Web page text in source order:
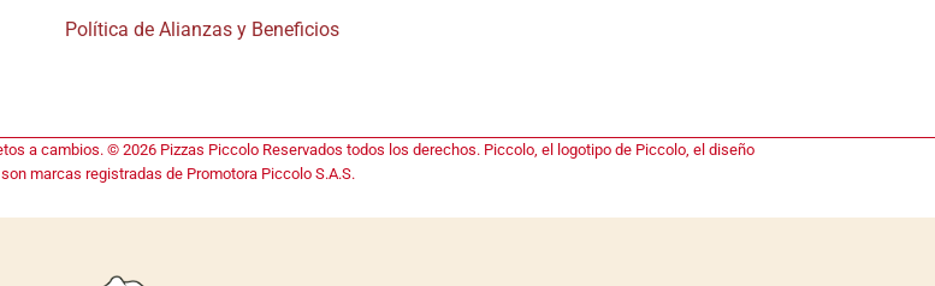
Política de Alianzas y Beneficios
a cambios. © 2026 Pizzas Piccolo Reservados todos los derechos. Piccolo, el logotipo de Piccolo, el diseño
marcas registradas de Promotora Piccolo S.A.S.